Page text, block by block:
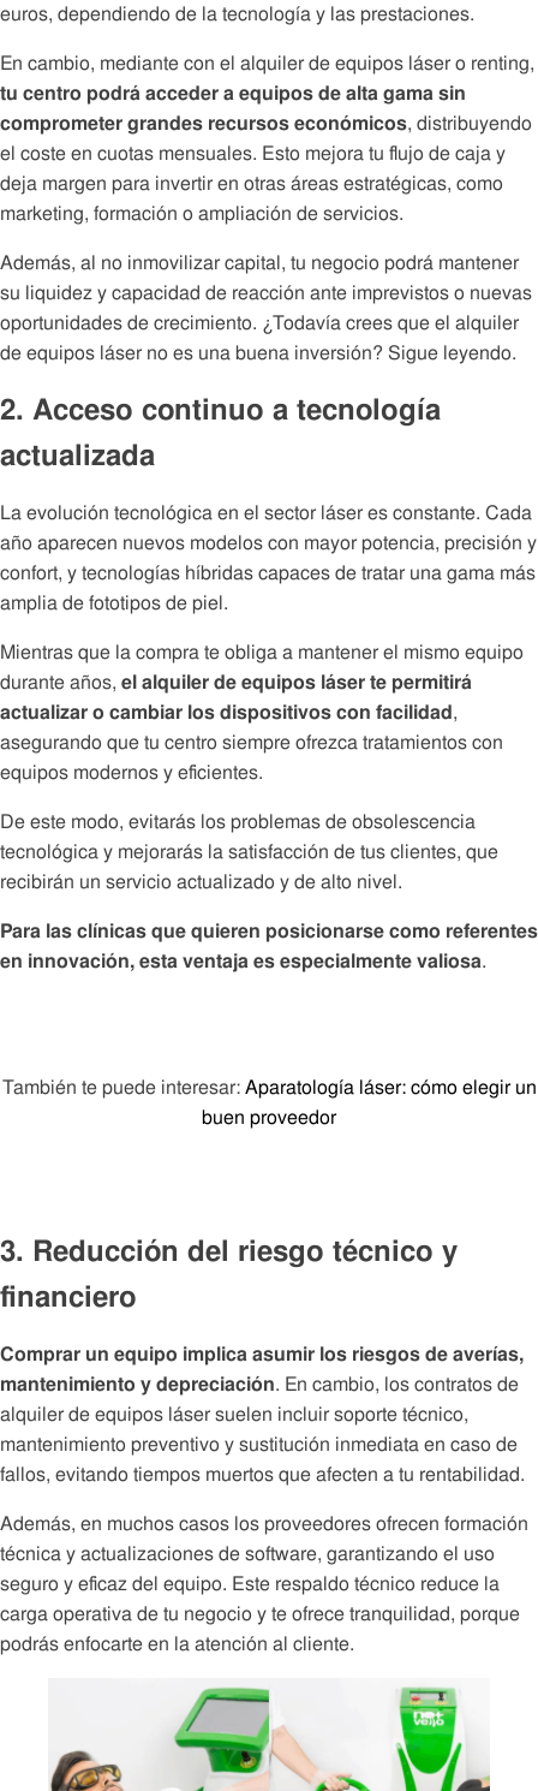
euros, dependiendo de la tecnología y las prestaciones.
En cambio, mediante con el alquiler de equipos láser o renting,
tu centro podrá acceder a equipos de alta gama sin
comprometer grandes recursos económicos, distribuyendo
el coste en cuotas mensuales. Esto mejora tu flujo de caja y
deja margen para invertir en otras áreas estratégicas, como
marketing, formación o ampliación de servicios.
Además, al no inmovilizar capital, tu negocio podrá mantener
su liquidez y capacidad de reacción ante imprevistos o nuevas
oportunidades de crecimiento. ¿Todavía crees que el alquiler
de equipos láser no es una buena inversión? Sigue leyendo.
2. Acceso continuo a tecnología
actualizada
La evolución tecnológica en el sector láser es constante. Cada
año aparecen nuevos modelos con mayor potencia, precisión y
confort, y tecnologías híbridas capaces de tratar una gama más
amplia de fototipos de piel.
Mientras que la compra te obliga a mantener el mismo equipo
durante años, el alquiler de equipos láser te permitirá
actualizar o cambiar los dispositivos con facilidad,
asegurando que tu centro siempre ofrezca tratamientos con
equipos modernos y eficientes.
De este modo, evitarás los problemas de obsolescencia
tecnológica y mejorarás la satisfacción de tus clientes, que
recibirán un servicio actualizado y de alto nivel.
Para las clínicas que quieren posicionarse como referentes
en innovación, esta ventaja es especialmente valiosa.
También te puede interesar:Aparatología láser: cómo elegir un
buen proveedor
3. Reducción del riesgo técnico y
financiero
Comprar un equipo implica asumir los riesgos de averías,
mantenimiento y depreciación. En cambio, los contratos de
alquiler de equipos láser suelen incluir soporte técnico,
mantenimiento preventivo y sustitución inmediata en caso de
fallos, evitando tiempos muertos que afecten a tu rentabilidad.
Además, en muchos casos los proveedores ofrecen formación
técnica y actualizaciones de software, garantizando el uso
seguro y eficaz del equipo. Este respaldo técnico reduce la
carga operativa de tu negocio y te ofrece tranquilidad, porque
podrás enfocarte en la atención al cliente.